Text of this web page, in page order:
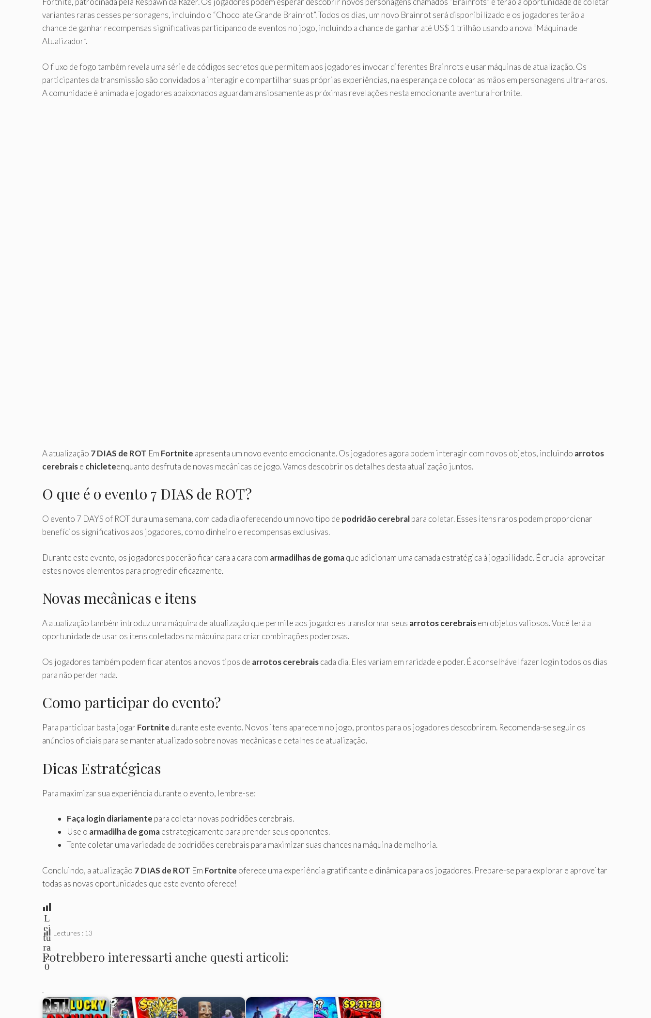
variantes raras desses personagens, incluindo o “Chocolate Grande Brainrot”. Todos os dias, um novo Brainrot será disponibilizado e os jogadores terão a
chance de ganhar recompensas significativas participando de eventos no jogo, incluindo a chance de ganhar até US$ 1 trilhão usando a nova “Máquina de
Atualizador”.
O fluxo de fogo também revela uma série de códigos secretos que permitem aos jogadores invocar diferentes Brainrots e usar máquinas de atualização. Os
participantes da transmissão são convidados a interagir e compartilhar suas próprias experiências, na esperança de colocar as mãos em personagens ultra-raros.
A comunidade é animada e jogadores apaixonados aguardam ansiosamente as próximas revelações nesta emocionante aventura Fortnite.
A atualização 7 DIAS de ROT Em Fortnite apresenta um novo evento emocionante. Os jogadores agora podem interagir com novos objetos, incluindo arrotos
cerebraise chicleteenquanto desfruta de novas mecânicas de jogo. Vamos descobrir os detalhes desta atualização juntos.
O que é o evento 7 DIAS de ROT?
O evento 7 DAYS of ROT dura uma semana, com cada dia oferecendo um novo tipo de podridão cerebralpara coletar. Esses itens raros podem proporcionar
benefícios significativos aos jogadores, como dinheiro e recompensas exclusivas.
Durante este evento, os jogadores poderão ficar cara a cara com armadilhas de gomaque adicionam uma camada estratégica à jogabilidade. É crucial aproveitar
estes novos elementos para progredir eficazmente.
Novas mecânicas e itens
A atualização também introduz uma máquina de atualização que permite aos jogadores transformar seus arrotos cerebraisem objetos valiosos. Você terá a
oportunidade de usar os itens coletados na máquina para criar combinações poderosas.
Os jogadores também podem ficar atentos a novos tipos de arrotos cerebraiscada dia. Eles variam em raridade e poder. É aconselhável fazer login todos os dias
para não perder nada.
Como participar do evento?
Para participar basta jogar Fortnite durante este evento. Novos itens aparecem no jogo, prontos para os jogadores descobrirem. Recomenda-se seguir os
anúncios oficiais para se manter atualizado sobre novas mecânicas e detalhes de atualização.
Dicas Estratégicas
Para maximizar sua experiência durante o evento, lembre-se:
Faça login diariamente para coletar novas podridões cerebrais.
Use o armadilha de gomaestrategicamente para prender seus oponentes.
Tente coletar uma variedade de podridões cerebrais para maximizar suas chances na máquina de melhoria.
Concluindo, a atualização 7 DIAS de ROT Em Fortnite oferece uma experiência gratificante e dinâmica para os jogadores. Prepare-se para explorar e aproveitar
todas as novas oportunidades que este evento oferece!
L
ei
tu
ra
s:
0
Lectures : 13
Potrebbero interessarti anche questi articoli:
.